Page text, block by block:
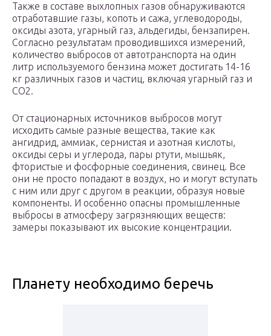
Также в составе выхлопных газов обнаруживаются
отработавшие газы, копоть и сажа, углеводороды,
оксиды азота, угарный газ, альдегиды, бензапирен.
Согласно результатам проводившихся измерений,
количество выбросов от автотранспорта на один
литр используемого бензина может достигать 14-16
кг различных газов и частиц, включая угарный газ и
СО2.
От стационарных источников выбросов могут
исходить самые разные вещества, такие как
ангидрид, аммиак, сернистая и азотная кислоты,
оксиды серы и углерода, пары ртути, мышьяк,
фтористые и фосфорные соединения, свинец. Все
они не просто попадают в воздух, но и могут вступать
с ним или друг с другом в реакции, образуя новые
компоненты. И особенно опасны промышленные
выбросы в атмосферу загрязняющих веществ:
замеры показывают их высокие концентрации.
Планету необходимо беречь